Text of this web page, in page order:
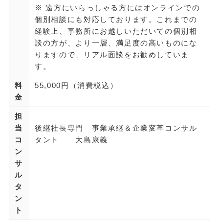
※ 遠方にいらっしゃる方にはオンラインでの
個別相談にも対応しております。これまでの
経験上、事務所にお越しいただいての個別相
談の方が、より一層、満足度の高いものにな
りますので、リアル面談をお勧めしていま
す。
料
金
55,000円（消費税込）
担
当
コ
ン
サ
ル
タ
ン
ト
後継社長専門 事業承継＆企業変革コンサル
タント 大島康義